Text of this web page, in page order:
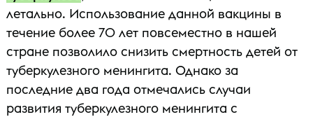
летально. Использование данной вакцины в
течение более 70 лет повсеместно в нашей
стране позволило снизить смертность детей от
туберкулезного менингита. Однако за
последние два года отмечались случаи
развития туберкулезного менингита с